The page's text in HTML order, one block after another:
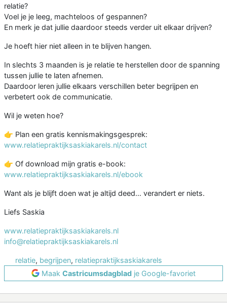
relatie?
Voel je je leeg, machteloos of gespannen?
En merk je dat jullie daardoor steeds verder uit elkaar drijven?
Je hoeft hier niet alleen in te blijven hangen.
In slechts 3 maanden is je relatie te herstellen door de spanning
tussen jullie te laten afnemen.
Daardoor leren jullie elkaars verschillen beter begrijpen en
verbetert ook de communicatie.
Wil je weten hoe?
👉 Plan een gratis kennismakingsgesprek:
www.relatiepraktijksaskiakarels.nl/contact
👉 Of download mijn gratis e-book:
www.relatiepraktijksaskiakarels.nl/ebook
Want als je blijft doen wat je altijd deed… verandert er niets.
Liefs Saskia
www.relatiepraktijksaskiakarels.nl
info@relatiepraktijksaskiakarels.nl
relatie, begrijpen, relatiepraktijksaskiakarels
Maak Castricumsdagblad je Google-favoriet